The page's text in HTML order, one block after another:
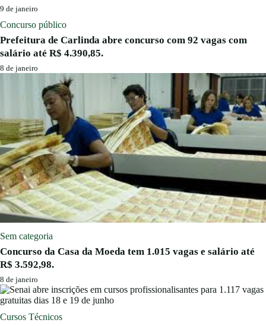
9 de janeiro
Concurso público
Prefeitura de Carlinda abre concurso com 92 vagas com
salário até R$ 4.390,85.
8 de janeiro
Sem categoria
Concurso da Casa da Moeda tem 1.015 vagas e salário até
R$ 3.592,98.
8 de janeiro
Cursos Técnicos